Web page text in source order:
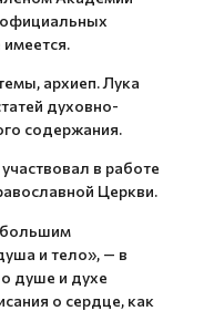
архиеп. Лука
духовно-
содержания.
в работе
Церкви.
большим
и тело», — в
душе и духе
о сердце, как